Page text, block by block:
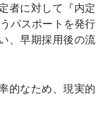
者に対して『内定
パスポートを発行
、早期採用後の流
的なため、現実的